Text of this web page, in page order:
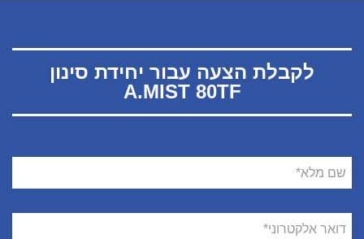
לקבלת הצעה עבור יחידת סינון
A.MIST 80TF